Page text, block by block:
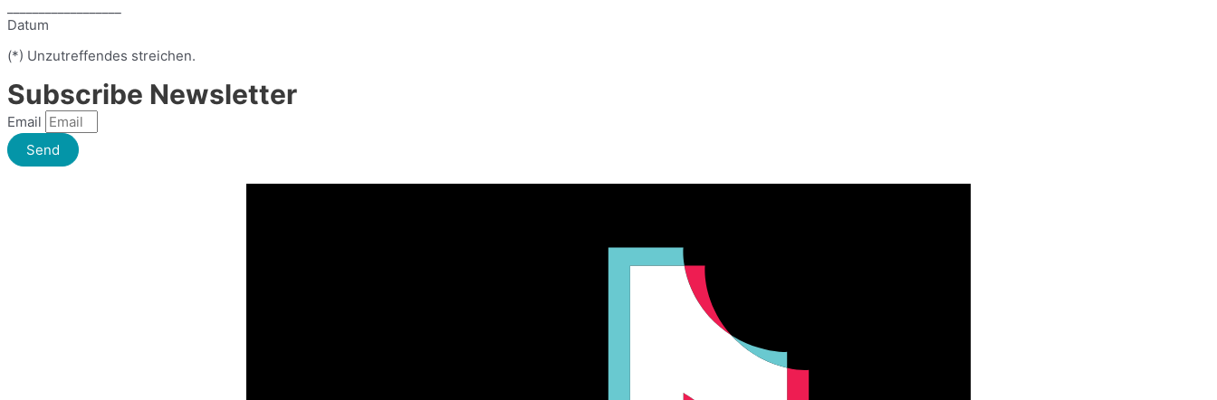
Datum
(*) Unzutreffendes streichen.
Subscribe Newsletter
Email
Send